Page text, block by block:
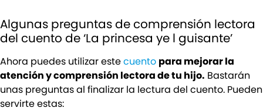
Algunas preguntas de comprensión lectora
del cuento de ‘La princesa ye l guisante’
Ahora puedes utilizar estecuento para mejorar la
atención y comprensión lectora de tu hijo. Bastarán
unas preguntas al finalizar la lectura del cuento. Pueden
servirte estas: